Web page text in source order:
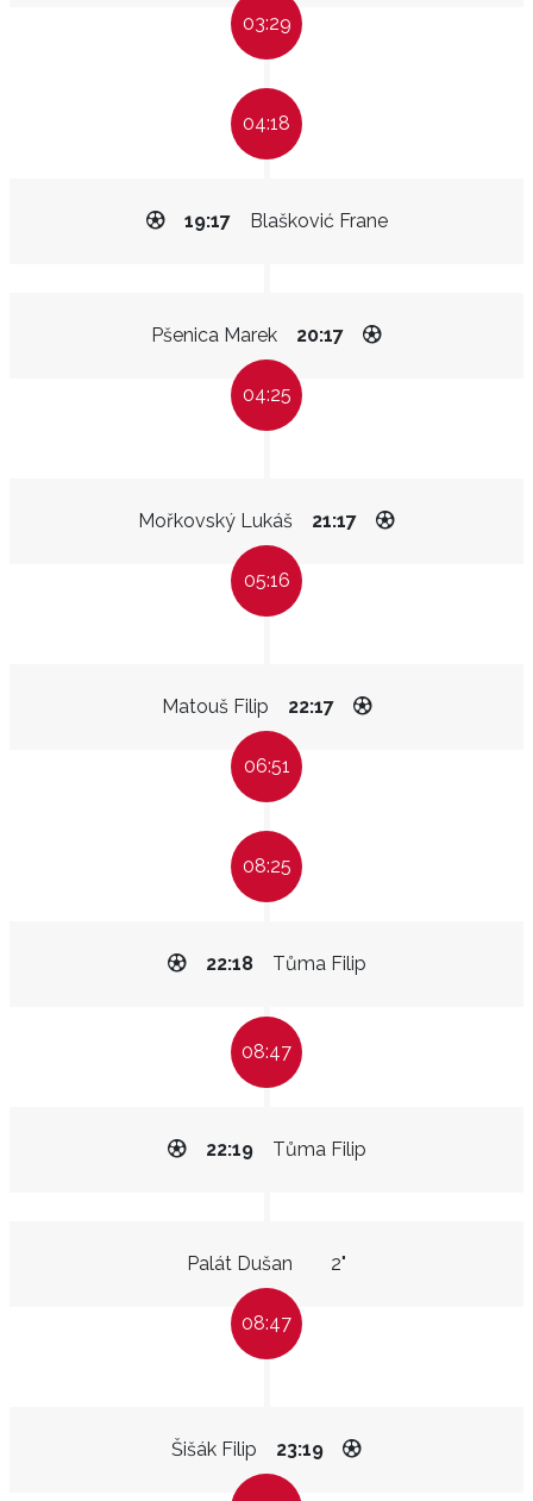
03:29
04:18
Blašković Frane
19:17
Pšenica Marek 20:17
04:25
Mořkovský Lukáš 21:17
05:16
Matouš Filip 22:17
06:51
08:25
Tůma Filip
22:18
08:47
Tůma Filip
22:19
Palát Dušan 2"
08:47
Šišák Filip 23:19